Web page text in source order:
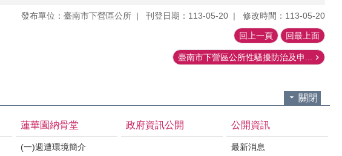
發布單位：臺南市下營區公所 刊登日期：113-05-20 修改時間：113-05-20
回上一頁 回最上面
臺南市下營區公所性騷擾防治及申...
關閉
蓮華園納骨堂
(一)週遭環境簡介
政府資訊公開 公開資訊
最新消息